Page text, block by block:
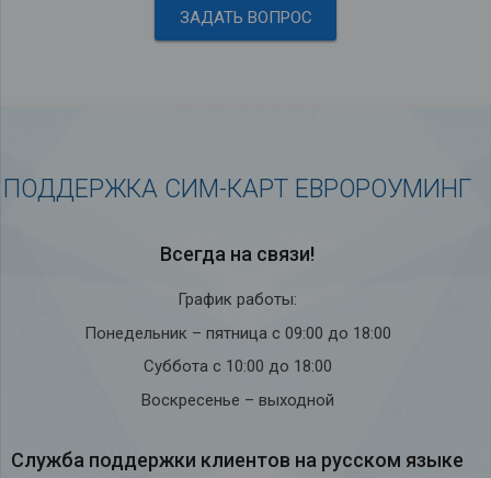
ЗАДАТЬ ВОПРОС
ПОДДЕРЖКА СИМ-КАРТ ЕВРОРОУМИНГ
Всегда на связи!
График работы:
Понедельник – пятница с 09:00 до 18:00
Суббота с 10:00 до 18:00
Воскресенье – выходной
Служба под­держки кли­ен­тов на рус­ском языке